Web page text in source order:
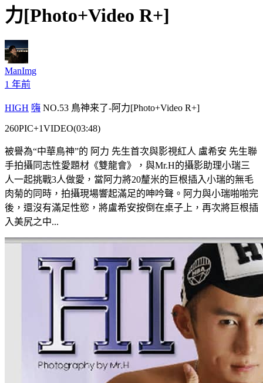
力[Photo+Video R+]
ManImg
1 年前
HIGH 嗨 NO.53 鳥神来了-阿力[Photo+Video R+]
260PIC+1VIDEO(03:48)
被譽為“中華鳥神”的 阿力 先生首次與影視紅人 盧希安 先生聯
手拍攝同志性愛題材《雙龍會》，與Mr.H的攝影助理小瑞三
人一起挑戰3人做愛，當阿力將20釐米的巨根插入小瑞的無毛
肉菊的同時，拍攝現場響起滿足的呻吟聲。阿力與小瑞啪啪完
後，還沒有滿足性慾，將盧希安按倒在桌子上，再次將巨根插
入美尻之中...